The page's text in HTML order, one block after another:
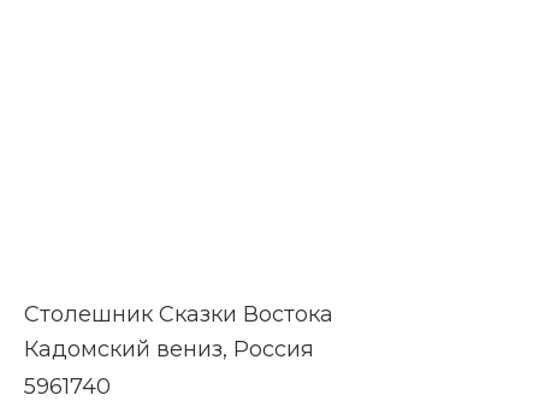
Столешник Сказки Востока
Кадомский вениз​, Россия
5961740